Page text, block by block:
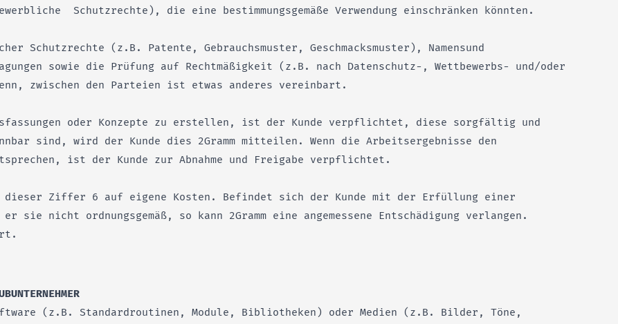
Schutzrechte), die eine bestimmungsgemäße Verwendung einschränken könnten.
Schutzrechte (z.B. Patente, Gebrauchsmuster, Geschmacksmuster), Namensund
sowie die Prüfung auf Rechtmäßigkeit (z.B. nach Datenschutz-, Wettbewerbs- und/oder
zwischen den Parteien ist etwas anderes vereinbart.
oder Konzepte zu erstellen, ist der Kunde verpflichtet, diese sorgfältig und
sind, wird der Kunde dies 2Gramm mitteilen. Wenn die Arbeitsergebnisse den
ist der Kunde zur Abnahme und Freigabe verpflichtet.
Ziffer 6 auf eigene Kosten. Befindet sich der Kunde mit der Erfüllung einer
nicht ordnungsgemäß, so kann 2Gramm eine angemessene Entschädigung verlangen.
(z.B. Standardroutinen, Module, Bibliotheken) oder Medien (z.B. Bilder, Töne,